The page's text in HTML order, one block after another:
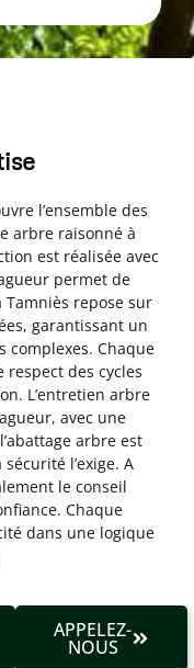
l’ensemble des
arbre raisonné à
est réalisée avec
permet de
Tamniès repose sur
garantissant un
complexes. Chaque
respect des cycles
L’entretien arbre
avec une
arbre est
l’exige. A
le conseil
Chaque
dans une logique
APPELEZ-
NOUS